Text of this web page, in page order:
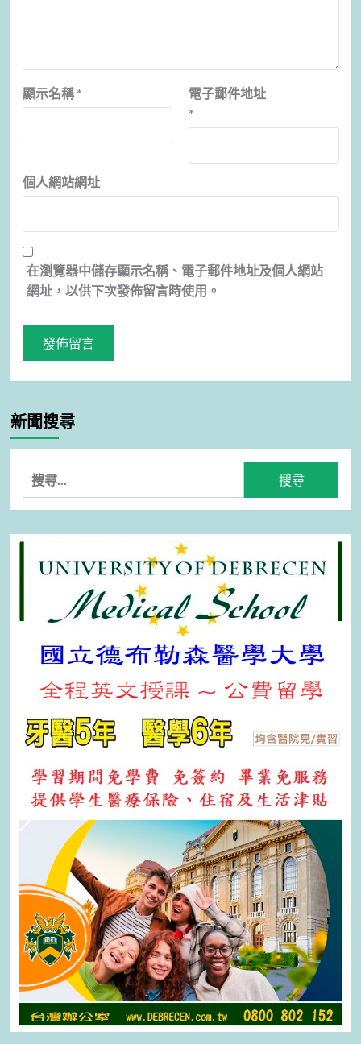
顯示名稱 *
電子郵件地址
*
個人網站網址
在瀏覽器中儲存顯示名稱、電子郵件地址及個人網站
網址，以供下次發佈留言時使用。
新聞搜尋
搜
尋
關
鍵